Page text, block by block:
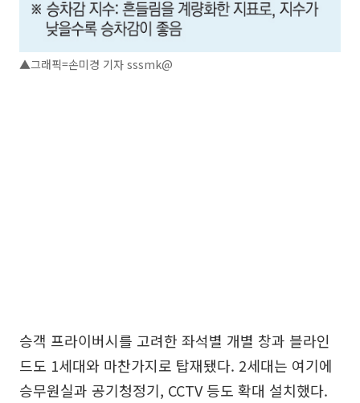
▲그래픽=손미경 기자 sssmk@
승객 프라이버시를 고려한 좌석별 개별 창과 블라인
드도 1세대와 마찬가지로 탑재됐다. 2세대는 여기에
승무원실과 공기청정기, CCTV 등도 확대 설치했다.